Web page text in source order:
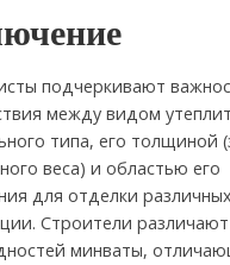
подчеркивают
между видом
типа, его толщиной
веса) и областью его
для отделки
Строители различают
минваты,